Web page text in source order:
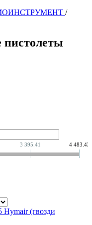
/
пистолеты
3 395.41 4 483.43
Hymair (гвозди